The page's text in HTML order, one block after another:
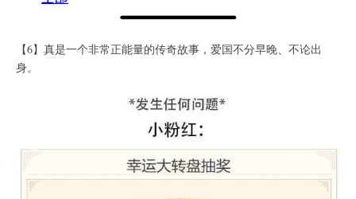
【6】真是一个非常正能量的传奇故事，爱国不分早晚、不论出
身。